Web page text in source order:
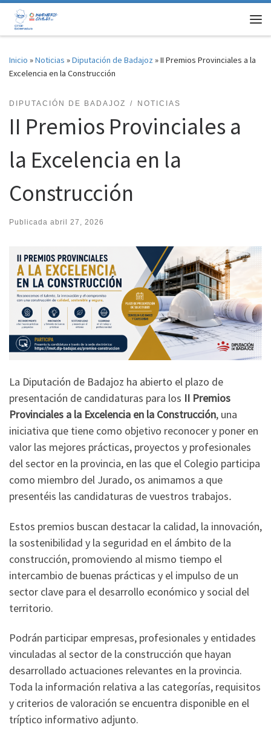
Saltar al contenido
Inicio »Noticias »Diputación de Badajoz »II Premios Provinciales a la
Excelencia en la Construcción
DIPUTACIÓN DE BADAJOZ NOTICIAS
II Premios Provinciales a
la Excelencia en la
Construcción
Publicada abril 27, 2026
La Diputación de Badajoz ha abierto el plazo de
presentación de candidaturas para los II Premios
Provinciales a la Excelencia en la Construcción, una
iniciativa que tiene como objetivo reconocer y poner en
valor las mejores prácticas, proyectos y profesionales
del sector en la provincia, en las que el Colegio participa
como miembro del Jurado, os animamos a que
presentéis las candidaturas de vuestros trabajos.
Estos premios buscan destacar la calidad, la innovación,
la sostenibilidad y la seguridad en el ámbito de la
construcción, promoviendo al mismo tiempo el
intercambio de buenas prácticas y el impulso de un
sector clave para el desarrollo económico y social del
territorio.
Podrán participar empresas, profesionales y entidades
vinculadas al sector de la construcción que hayan
desarrollado actuaciones relevantes en la provincia.
Toda la información relativa a las categorías, requisitos
y criterios de valoración se encuentra disponible en el
tríptico informativo adjunto.